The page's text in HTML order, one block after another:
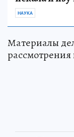
НАУКА
Материалы
рассмотрения